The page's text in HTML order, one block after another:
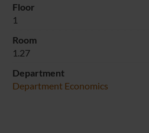
Floor
1
Room
1.27
Department
Department Economics